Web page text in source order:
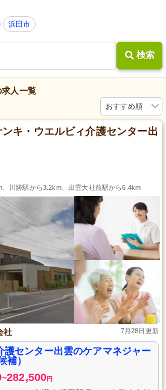
浜田市
検索
求人一覧
おすすめ順
ンキ・ウエルビィ介護センター出
、川跡駅から3.2km、出雲大社前駅から6.4km
社 7月28日更新
護センター出雲のケアマネジャー
補）
~282,500円